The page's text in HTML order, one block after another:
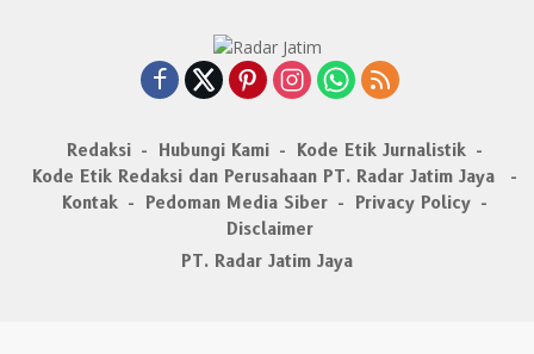
Redaksi Hubungi Kami
Kode Etik Jurnalistik
Kode Etik Redaksi dan Perusahaan PT. Radar Jatim Jaya
Kontak
Pedoman Media Siber
Privacy Policy
Disclaimer
PT. Radar Jatim Jaya